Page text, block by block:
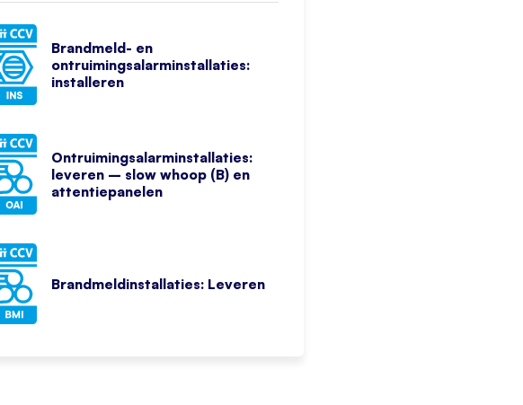
Brandmeld- en
ontruimingsalarminstallaties:
installeren
Ontruimingsalarminstallaties:
leveren – slow whoop (B) en
attentiepanelen
Brandmeldinstallaties: Leveren